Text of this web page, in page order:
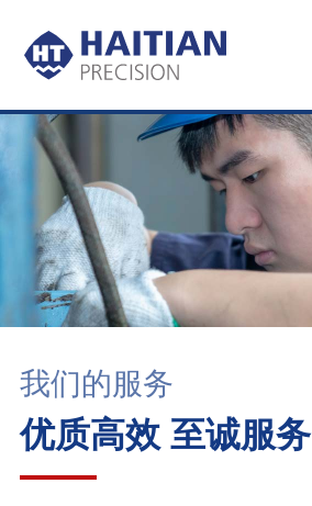
我们的服务
优质高效 至诚服务